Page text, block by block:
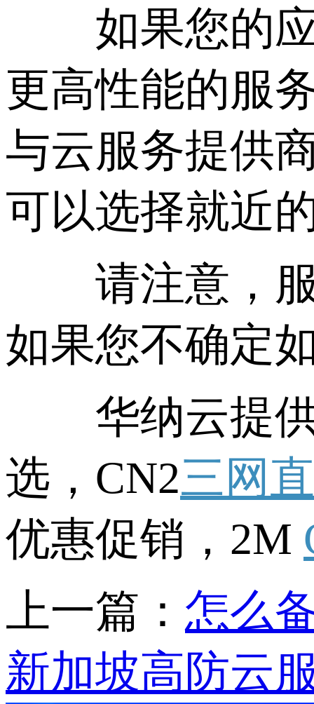
如果您的应
更高性能的服
与云服务提供
可以选择就近
请注意，服
如果您不确定
华纳云提供
选，CN2三网
优惠促销，2M
上一篇： 怎么
新加坡高防云